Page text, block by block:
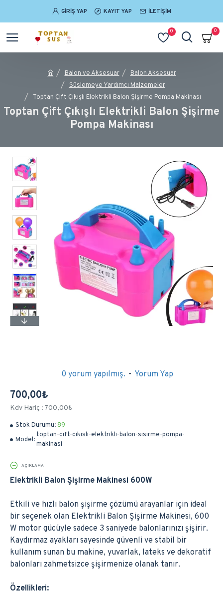
GIRIŞ YAP KAYIT YAP İLETIŞIM
0 0
Balon ve Aksesuar
Balon Aksesuar
Süslemeye Yardımcı Malzemeler
Toptan Çift Çıkışlı Elektrikli Balon Şişirme Pompa Makinası
Toptan Çift Çıkışlı Elektrikli Balon Şişirme
Pompa Makinası
Stok Durumu: 89
Model:
toptan-cift-cikisli-elektrikli-balon-sisirme-pompa-
makinasi
0 yorum yapılmış. - Yorum Yap
700,00₺
Kdv Hariç : 700,00₺
AÇIKLAMA
Elektrikli Balon Şişirme Makinesi 600W
Etkili ve hızlı balon şişirme çözümü arayanlar için ideal
bir seçenek olan Elektrikli Balon Şişirme Makinesi, 600
W motor gücüyle sadece 3 saniyede balonlarınızı şişirir.
Kaydırmaz ayakları sayesinde güvenli ve stabil bir
kullanım sunan bu makine, yuvarlak, lateks ve dekoratif
balonları zahmetsizce şişirmenize olanak tanır.
Özellikleri: